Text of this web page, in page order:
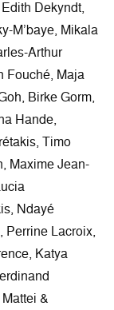
Dekyndt,
M’baye, Mikala
Arthur
Fouché, Maja
Birke Gorm,
Hande,
Timo
Maxime Jean-
Ndayé
Perrine Lacroix,
Katya
&